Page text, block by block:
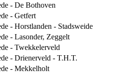
- De Bothoven
- Getfert
- Horstlanden - Stadsweide
- Lasonder, Zeggelt
- Twekkelerveld
- Drienerveld - T.H.T.
- Mekkelholt